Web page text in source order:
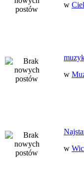
w
w
w